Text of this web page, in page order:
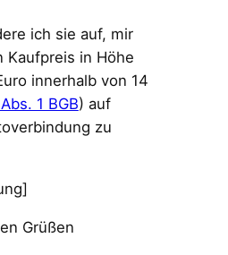
ich sie auf, mir
Kaufpreis in Höhe
innerhalb von 14
1 BGB) auf
zu
Grüßen